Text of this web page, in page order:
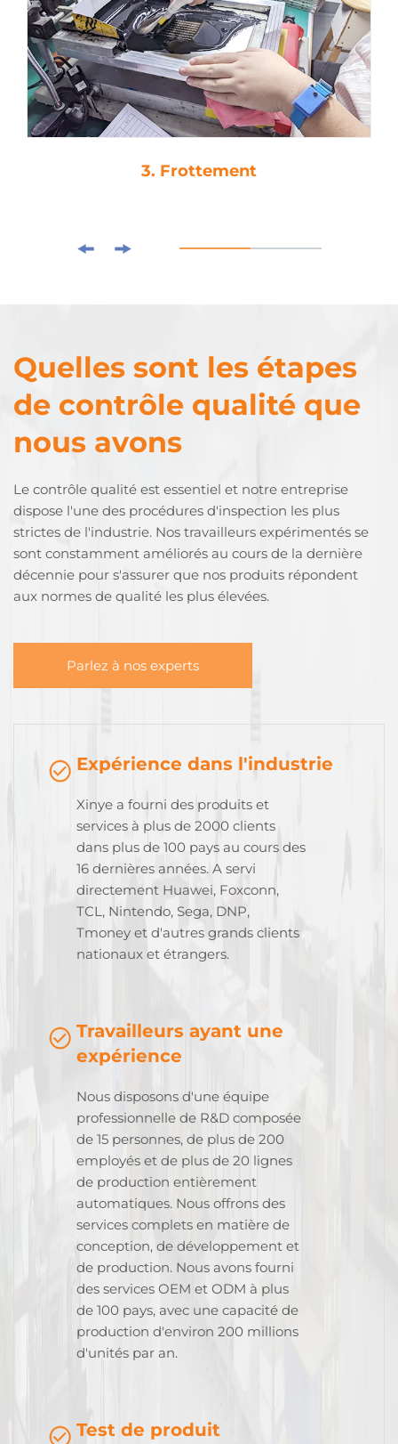
3. Frottement
Quelles sont les étapes
de contrôle qualité que
nous avons
Le contrôle qualité est essentiel et notre entreprise
dispose l'une des procédures d'inspection les plus
strictes de l'industrie. Nos travailleurs expérimentés se
sont constamment améliorés au cours de la dernière
décennie pour s'assurer que nos produits répondent
aux normes de qualité les plus élevées.
Parlez à nos experts
Expérience dans l'industrie
Xinye a fourni des produits et
services à plus de 2000 clients
dans plus de 100 pays au cours des
16 dernières années. A servi
directement Huawei, Foxconn,
TCL, Nintendo, Sega, DNP,
Tmoney et d'autres grands clients
nationaux et étrangers.
Travailleurs ayant une
expérience
Nous disposons d'une équipe
professionnelle de R&D composée
de 15 personnes, de plus de 200
employés et de plus de 20 lignes
de production entièrement
automatiques. Nous offrons des
services complets en matière de
conception, de développement et
de production. Nous avons fourni
des services OEM et ODM à plus
de 100 pays, avec une capacité de
production d'environ 200 millions
d'unités par an.
Test de produit